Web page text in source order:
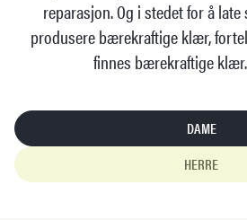
reparasjon. Og i stedet for å
produsere bærekraftige klær,
finnes bærekraftige
DAME
HERRE